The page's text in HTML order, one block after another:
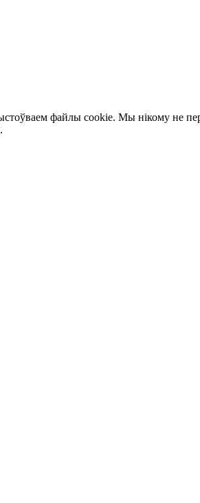
файлы cookie. Мы нікому не